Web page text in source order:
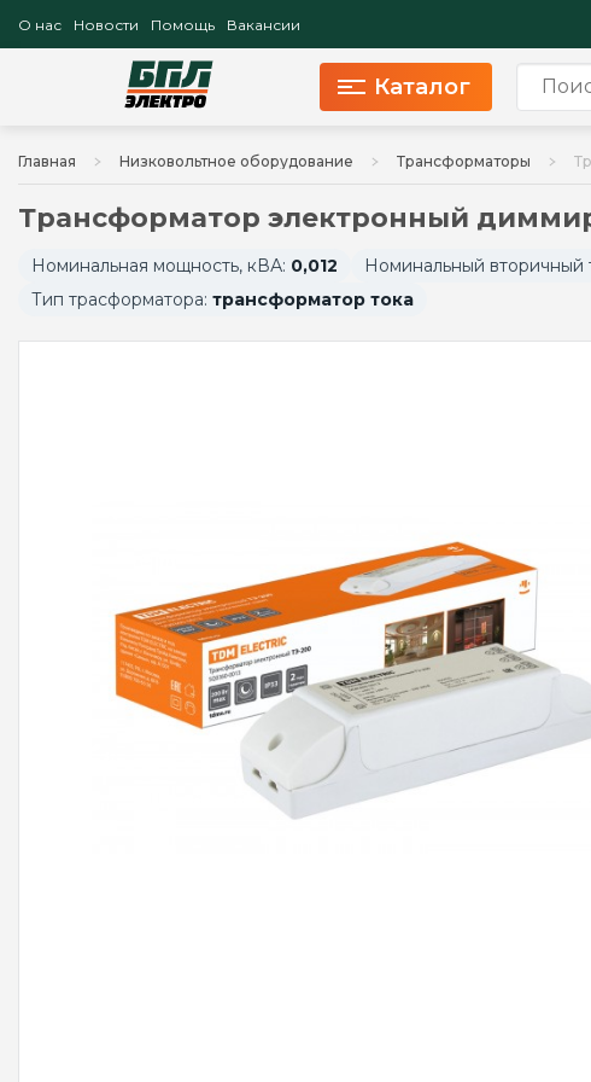
О нас Новости Помощь Вакансии
Каталог
Главная Низковольтное оборудование Трансформаторы
Трансформатор электронный
Номинальная мощность, кВА: 0,012 Номинальный вторичный
Тип трасформатора: трансформатор тока